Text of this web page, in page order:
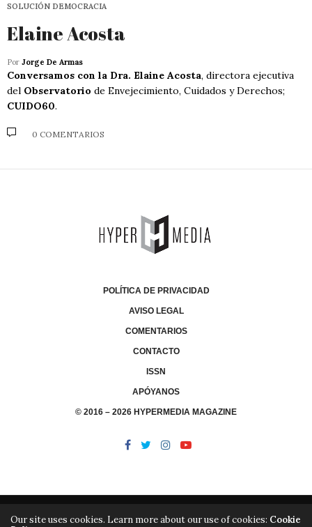
SOLUCIÓN DEMOCRACIA
Elaine Acosta
Por Jorge De Armas
Conversamos con la Dra. Elaine Acosta, directora ejecutiva
del Observatorio de Envejecimiento, Cuidados y Derechos;
CUIDO60.
0 COMENTARIOS
POLÍTICA DE PRIVACIDAD
AVISO LEGAL
COMENTARIOS
CONTACTO
ISSN
APÓYANOS
© 2016 – 2026 HYPERMEDIA MAGAZINE
Our site uses cookies. Learn more about our use of cookies: Cookie